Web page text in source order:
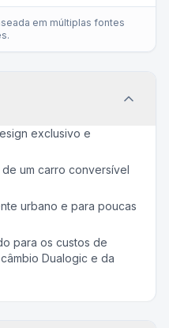
em múltiplas fontes
exclusivo e
um carro conversível
urbano e para poucas
para os custos de
Dualogic e da